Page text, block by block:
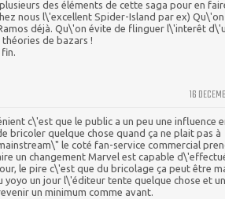
des éléments de cette saga pour en
nous l\'excellent Spider-Island par ex) Qu\'on
déjà. Qu\'on évite de flinguer l\'interêt
de bazars !
16
c\'est que le public a un peu une influence
bricoler quelque chose quand ça ne plait pas à
le coté fan-service commercial
un changement Marvel est capable
le pire c\'est que du bricolage ça peut être
yoyo un jour l\'éditeur tente quelque chose et un
un minimum comme avant.